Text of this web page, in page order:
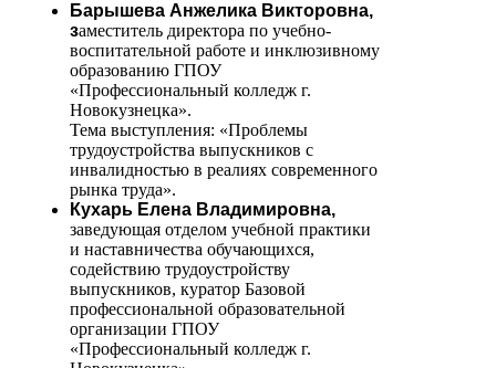
Барышева Анжелика Викторовна,
заместитель директора по учебно-
воспитательной работе и инклюзивному
образованию ГПОУ
«Профессиональный колледж г.
Новокузнецка».
Тема выступления: «Проблемы
трудоустройства выпускников с
инвалидностью в реалиях современного
рынка труда».
Кухарь Елена Владимировна,
заведующая отделом учебной практики
и наставничества обучающихся,
содействию трудоустройству
выпускников, куратор Базовой
профессиональной образовательной
организации ГПОУ
«Профессиональный колледж г.